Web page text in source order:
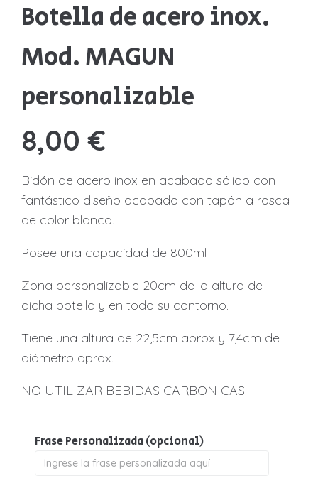
Botella de acero inox.
Mod. MAGUN
personalizable
8,00€
Bidón de acero inox en acabado sólido con
fantástico diseño acabado con tapón a rosca
de color blanco.
Posee una capacidad de 800ml
Zona personalizable 20cm de la altura de
dicha botella y en todo su contorno.
Tiene una altura de 22,5cm aprox y 7,4cm de
diámetro aprox.
NO UTILIZAR BEBIDAS CARBONICAS.
Frase Personalizada(opcional)
QUIENES SOMOS